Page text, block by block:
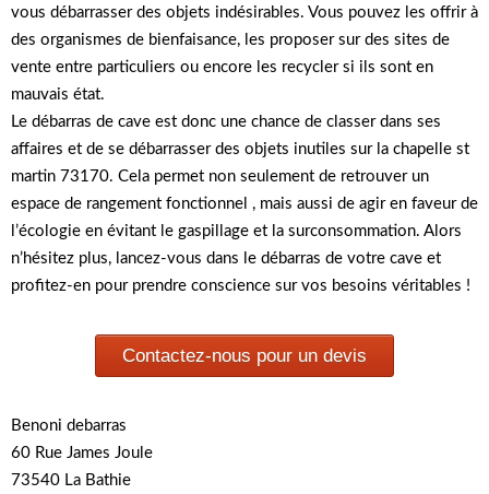
vous débarrasser des objets indésirables. Vous pouvez les offrir à
des organismes de bienfaisance, les proposer sur des sites de
vente entre particuliers ou encore les recycler si ils sont en
mauvais état.
Le débarras de cave est donc une chance de classer dans ses
affaires et de se débarrasser des objets inutiles sur la chapelle st
martin 73170. Cela permet non seulement de retrouver un
espace de rangement fonctionnel , mais aussi de agir en faveur de
l’écologie en évitant le gaspillage et la surconsommation. Alors
n’hésitez plus, lancez-vous dans le débarras de votre cave et
profitez-en pour prendre conscience sur vos besoins véritables !
Contactez-nous pour un devis
Benoni debarras
60 Rue James Joule
73540 La Bathie